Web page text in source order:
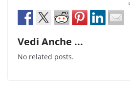
Vedi Anche ...
No related posts.